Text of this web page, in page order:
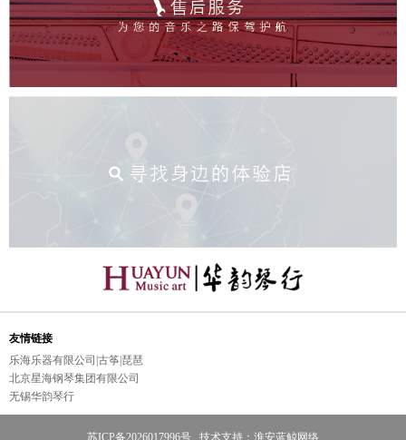
友情链接
乐海乐器有限公司|古筝|琵琶
北京星海钢琴集团有限公司
无锡华韵琴行